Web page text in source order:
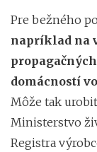
Pre bežného
napríklad na
domácností
Môže tak
Ministerstvo
Registra